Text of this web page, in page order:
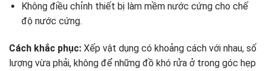
Không điều chỉnh thiết bị làm mềm nước cứng cho chế
độ nước cứng.
Cách khắc phục: Xếp vật dụng có khoảng cách với nhau, số
lượng vừa phải, không để những đồ khó rửa ở trong góc hẹp